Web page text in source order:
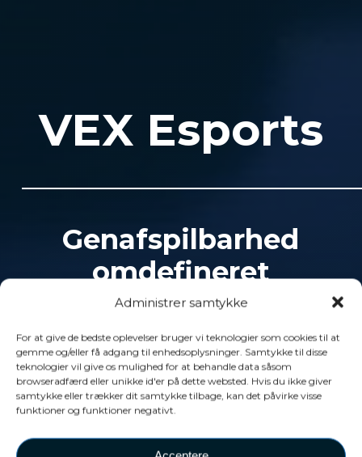
Administrer samtykke
For at give de bedste oplevelser bruger vi teknologier som cookies til at
gemme og/eller få adgang til enhedsoplysninger. Samtykke til disse
teknologier vil give os mulighed for at behandle data såsom
browseradfærd eller unikke id'er på dette websted. Hvis du ikke giver
samtykke eller trækker dit samtykke tilbage, kan det påvirke visse
funktioner og funktioner negativt.
VEX Esports
Genafspilbarhed
omdefineret
tilbyder globale
konkurrencer med givende
præmier, hvilket fremmer
gentagelsesspil og øger